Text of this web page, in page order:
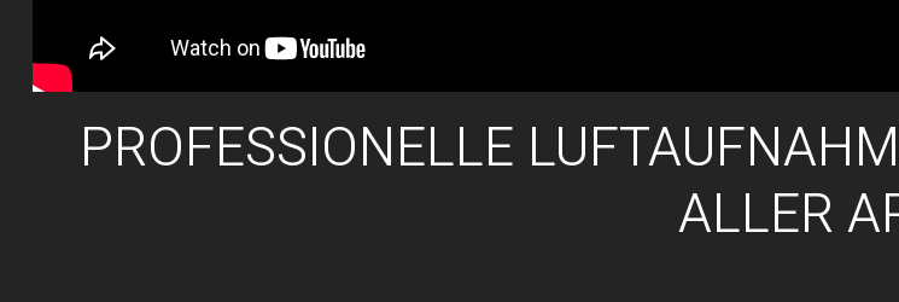
PROFESSIONELLE
ALLER